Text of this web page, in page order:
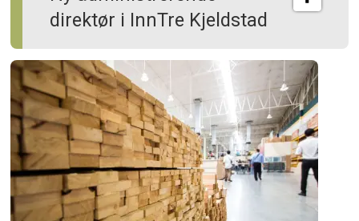
direktør i InnTre Kjeldstad